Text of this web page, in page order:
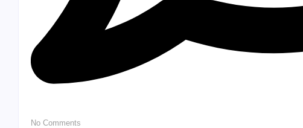
No Comments